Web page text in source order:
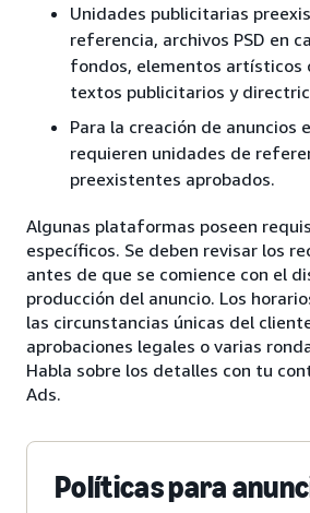
Unidades publicitarias
referencia, archivos PSD en
fondos, elementos artísticos
textos publicitarios y
Para la creación de anuncios
requieren unidades de
preexistentes aprobados.
Algunas plataformas poseen
específicos. Se deben revisar los
antes de que se comience con el
producción del anuncio. Los
las circunstancias únicas del
aprobaciones legales o varias
Habla sobre los detalles con tu
Ads.
Políticas para